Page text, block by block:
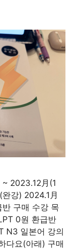
2023.12月(1
강) 2024.1月
구매 수강 목
0원 환급반
N3 일본어 강의
다요(아래) 구매